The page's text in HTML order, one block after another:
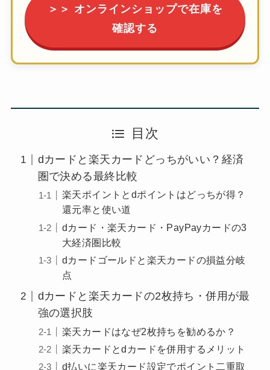
＞＞ オンラインショップで在庫を
確認する
目次
dカードと楽天カードどっちがいい？経済
圏で決める最終比較
楽天ポイントとdポイントはどっちが得？
還元率と使い道
dカード・楽天カード・PayPayカードの3
大経済圏比較
dカードゴールドと楽天カードの損益分岐
点
dカードと楽天カードの2枚持ち・併用が最
強の選択肢
楽天カードはなぜ2枚持ちを勧めるか？
楽天カードとdカードを併用するメリット
d払いに楽天カード設定でポイント二重取